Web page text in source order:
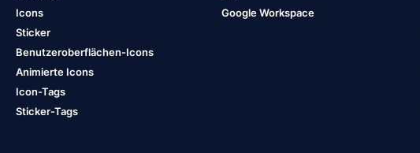
Icons
Sticker
Benutzeroberflächen-Icons
Animierte Icons
Icon-Tags
Sticker-Tags
Google Workspace